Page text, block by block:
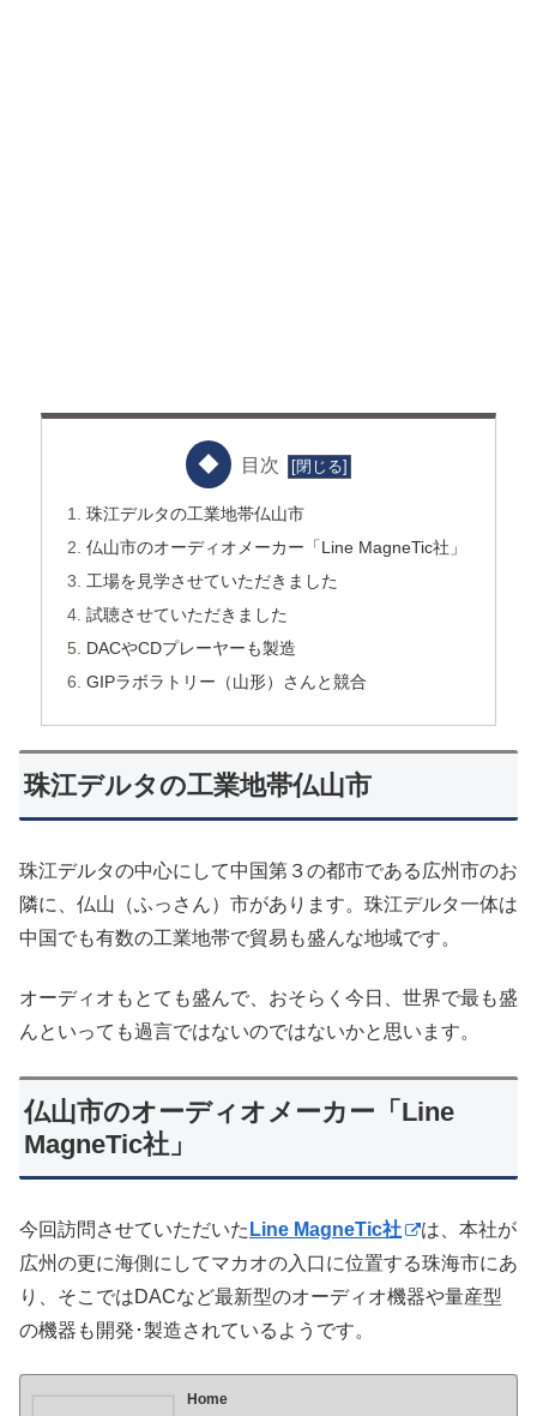
目次
珠江デルタの工業地帯仏山市
仏山市のオーディオメーカー「Line MagneTic社」
工場を見学させていただきました
試聴させていただきました
DACやCDプレーヤーも製造
GIPラボラトリー（山形）さんと競合
珠江デルタの工業地帯仏山市
珠江デルタの中心にして中国第３の都市である広州市のお
隣に、仏山（ふっさん）市があります。珠江デルタ一体は
中国でも有数の工業地帯で貿易も盛んな地域です。
オーディオもとても盛んで、おそらく今日、世界で最も盛
んといっても過言ではないのではないかと思います。
仏山市のオーディオメーカー「Line
MagneTic社」
今回訪問させていただいた Line MagneTic社
は、本社が
広州の更に海側にしてマカオの入口に位置する珠海市にあ
り、そこではDACなど最新型のオーディオ機器や量産型
の機器も開発･製造されているようです。
Home